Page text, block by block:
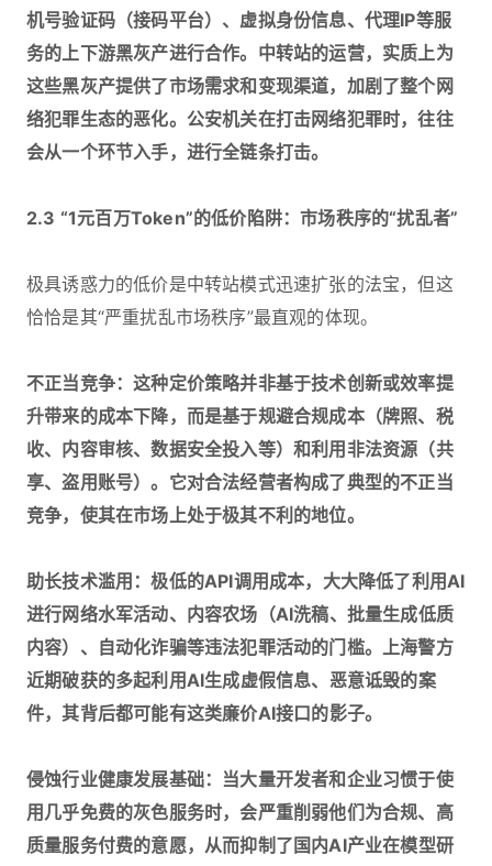
机号验证码（接码平台）、虚拟身份信息、代理IP等服
务的上下游黑灰产进行合作。中转站的运营，实质上为
这些黑灰产提供了市场需求和变现渠道，加剧了整个网
络犯罪生态的恶化。公安机关在打击网络犯罪时，往往
会从一个环节入手，进行全链条打击。
2.3 “1元百万Token”的低价陷阱：市场秩序的“扰乱者”‍
极具诱惑力的低价是中转站模式迅速扩张的法宝，但这
恰恰是其“严重扰乱市场秩序”最直观的体现。
不正当竞争：这种定价策略并非基于技术创新或效率提
升带来的成本下降，而是基于规避合规成本（牌照、税
收、内容审核、数据安全投入等）和利用非法资源（共
享、盗用账号）。它对合法经营者构成了典型的不正当
竞争，使其在市场上处于极其不利的地位。
助长技术滥用：极低的API调用成本，大大降低了利用AI
进行网络水军活动、内容农场（AI洗稿、批量生成低质
内容）、自动化诈骗等违法犯罪活动的门槛。上海警方
近期破获的多起利用AI生成虚假信息、恶意诋毁的案
件，其背后都可能有这类廉价AI接口的影子。
侵蚀行业健康发展基础：当大量开发者和企业习惯于使
用几乎免费的灰色服务时，会严重削弱他们为合规、高
质量服务付费的意愿，从而抑制了国内AI产业在模型研